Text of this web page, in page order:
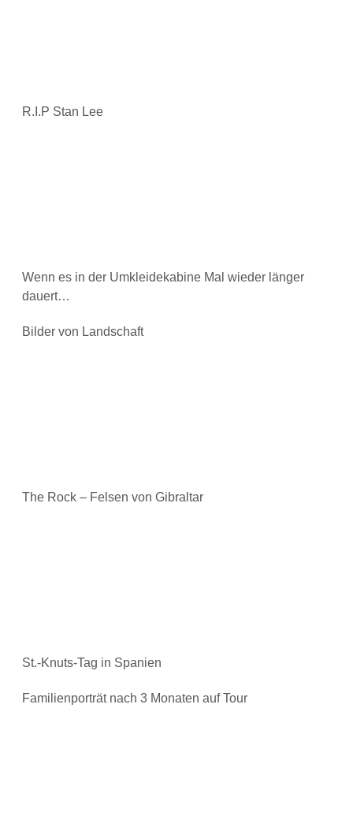
R.I.P Stan Lee
Wenn es in der Umkleidekabine Mal wieder länger
dauert…
Bilder von Landschaft
The Rock – Felsen von Gibraltar
St.-Knuts-Tag in Spanien
Familienporträt nach 3 Monaten auf Tour